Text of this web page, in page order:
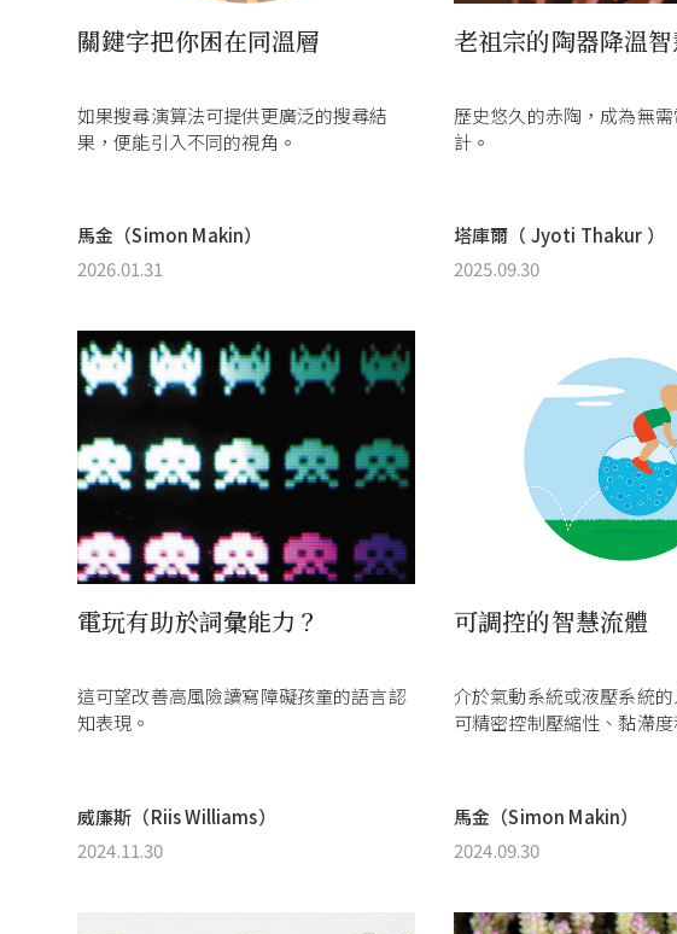
關鍵字把你困在同溫層
如果搜尋演算法可提供更廣泛的搜尋結
果，便能引入不同的視角。
馬金（Simon Makin）
2026.01.31
老祖宗的陶器降溫
歷史悠久的赤陶，成為無
計。
塔庫爾（ Jyoti Thakur ）
2025.09.30
電玩有助於詞彙能力？
這可望改善高風險讀寫障礙孩童的語言認
知表現。
威廉斯（Riis Williams）
2024.11.30
可調控的智慧流體
介於氣動系統或液壓系統的
可精密控制壓縮性、黏滯度
馬金（Simon Makin）
2024.09.30